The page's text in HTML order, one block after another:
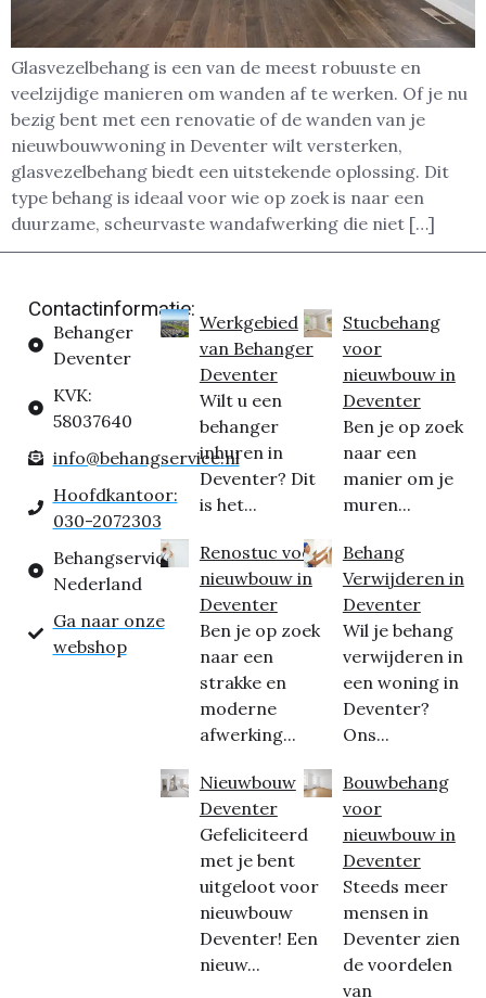
Glasvezelbehang is een van de meest robuuste en
veelzijdige manieren om wanden af te werken. Of je nu
bezig bent met een renovatie of de wanden van je
nieuwbouwwoning in Deventer wilt versterken,
glasvezelbehang biedt een uitstekende oplossing. Dit
type behang is ideaal voor wie op zoek is naar een
duurzame, scheurvaste wandafwerking die niet […]
Contactinformatie:
Behanger
Deventer
KVK:
58037640
info@behangservice.nl
Hoofdkantoor:
030-2072303
Behangservice
Nederland
Ga naar onze
webshop
Werkgebied
van Behanger
Deventer
Wilt u een
behanger
inhuren in
Deventer? Dit
is het...
Renostuc voor
nieuwbouw in
Deventer
Ben je op zoek
naar een
strakke en
moderne
afwerking...
Nieuwbouw
Deventer
Gefeliciteerd
met je bent
uitgeloot voor
nieuwbouw
Deventer! Een
nieuw...
Stucbehang
voor
nieuwbouw in
Deventer
Ben je op zoek
naar een
manier om je
muren...
Behang
Verwijderen in
Deventer
Wil je behang
verwijderen in
een woning in
Deventer?
Ons...
Bouwbehang
voor
nieuwbouw in
Deventer
Steeds meer
mensen in
Deventer zien
de voordelen
van